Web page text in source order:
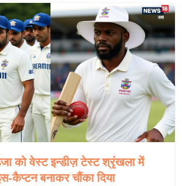
को वेस्ट इन्डीज़ टेस्ट श्रृंखला में
बनाकर चौंका दिया